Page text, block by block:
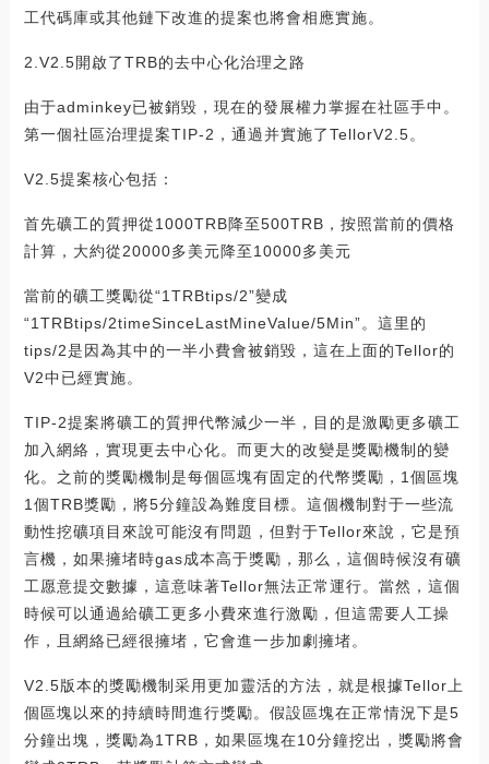
工代碼庫或其他鏈下改進的提案也將會相應實施。
2.V2.5開啟了TRB的去中心化治理之路
由于adminkey已被銷毀，現在的發展權力掌握在社區手中。
第一個社區治理提案TIP-2，通過并實施了TellorV2.5。
V2.5提案核心包括：
首先礦工的質押從1000TRB降至500TRB，按照當前的價格
計算，大約從20000多美元降至10000多美元
當前的礦工獎勵從“1TRBtips/2”變成
“1TRBtips/2timeSinceLastMineValue/5Min”。這里的
tips/2是因為其中的一半小費會被銷毀，這在上面的Tellor的
V2中已經實施。
TIP-2提案將礦工的質押代幣減少一半，目的是激勵更多礦工
加入網絡，實現更去中心化。而更大的改變是獎勵機制的變
化。之前的獎勵機制是每個區塊有固定的代幣獎勵，1個區塊
1個TRB獎勵，將5分鐘設為難度目標。這個機制對于一些流
動性挖礦項目來說可能沒有問題，但對于Tellor來說，它是預
言機，如果擁堵時gas成本高于獎勵，那么，這個時候沒有礦
工愿意提交數據，這意味著Tellor無法正常運行。當然，這個
時候可以通過給礦工更多小費來進行激勵，但這需要人工操
作，且網絡已經很擁堵，它會進一步加劇擁堵。
V2.5版本的獎勵機制采用更加靈活的方法，就是根據Tellor上
個區塊以來的持續時間進行獎勵。假設區塊在正常情況下是5
分鐘出塊，獎勵為1TRB，如果區塊在10分鐘挖出，獎勵將會